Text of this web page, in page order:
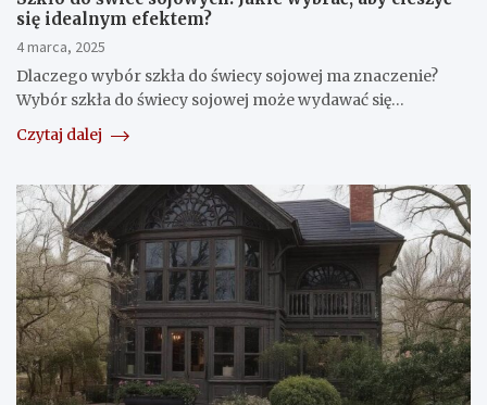
się idealnym efektem?
4 marca, 2025
Dlaczego wybór szkła do świecy sojowej ma znaczenie?
Wybór szkła do świecy sojowej może wydawać się…
Czytaj dalej